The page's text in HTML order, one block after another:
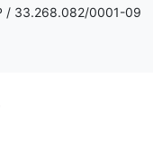
/ 33.268.082/0001-09